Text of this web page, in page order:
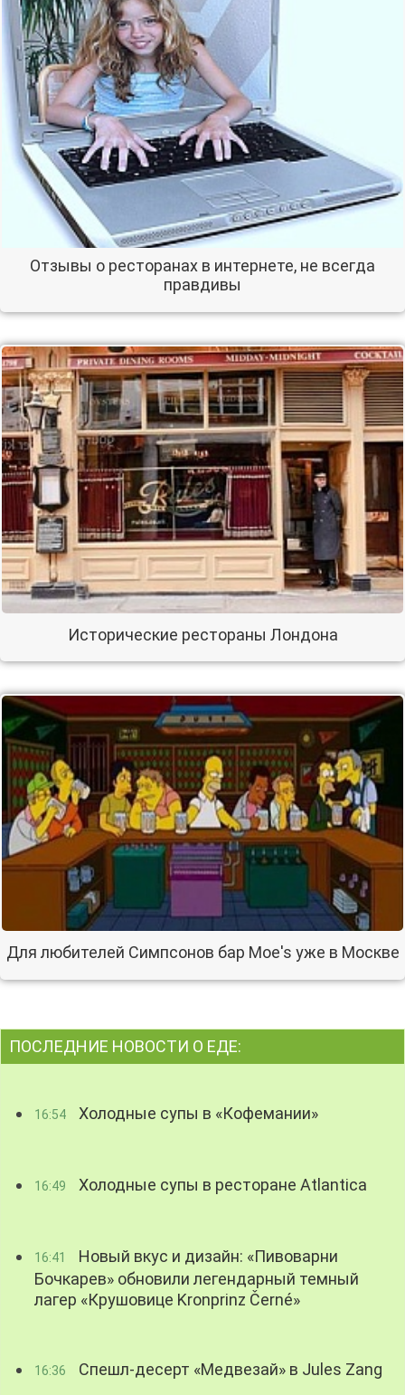
Отзывы о ресторанах в интернете, не всегда
правдивы
Исторические рестораны Лондона
Для любителей Симпсонов бар Moe's уже в Москве
ПОСЛЕДНИЕ НОВОСТИ О ЕДЕ:
16:54 Холодные супы в «Кофемании»
16:49 Холодные супы в ресторане Atlantica
16:41
Новый вкус и дизайн: «Пивоварни
Бочкарев» обновили легендарный темный
лагер «Крушовице Kronprinz Černé»
16:36 Спешл-десерт «Медвезай» в Jules Zang